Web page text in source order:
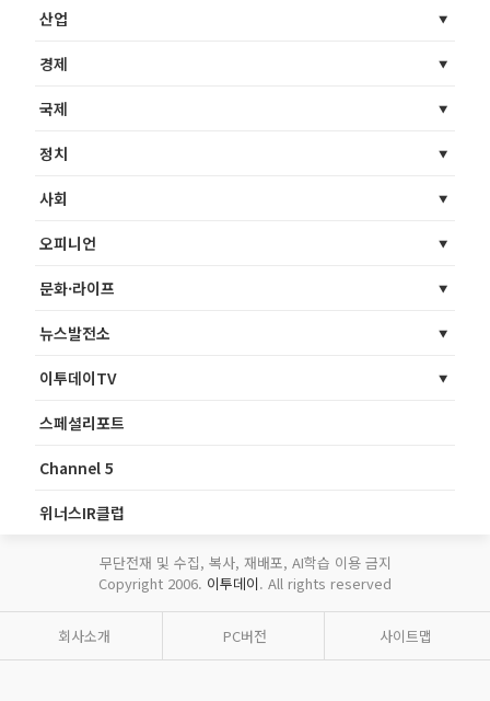
산업
경제
국제
정치
사회
오피니언
문화·라이프
뉴스발전소
이투데이TV
스페셜리포트
Channel 5
위너스IR클럽
무단전재 및 수집, 복사, 재배포, AI학습 이용 금지
Copyright 2006. 이투데이. All rights reserved
회사소개 PC버전 사이트맵